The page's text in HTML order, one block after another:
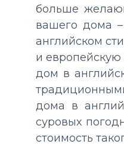
больше
вашего дома
английском
и европейскую
дом в
дома в
суровых
стоимость